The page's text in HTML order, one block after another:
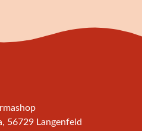
56729 Langenfeld